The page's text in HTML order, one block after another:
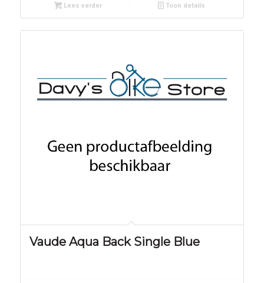
Lees verder Toon details
Vaude Aqua Back Single Blue